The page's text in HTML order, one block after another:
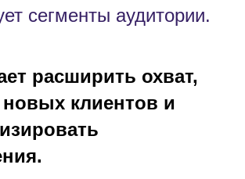
сегменты аудитории.
расширить охват,
новых клиентов и